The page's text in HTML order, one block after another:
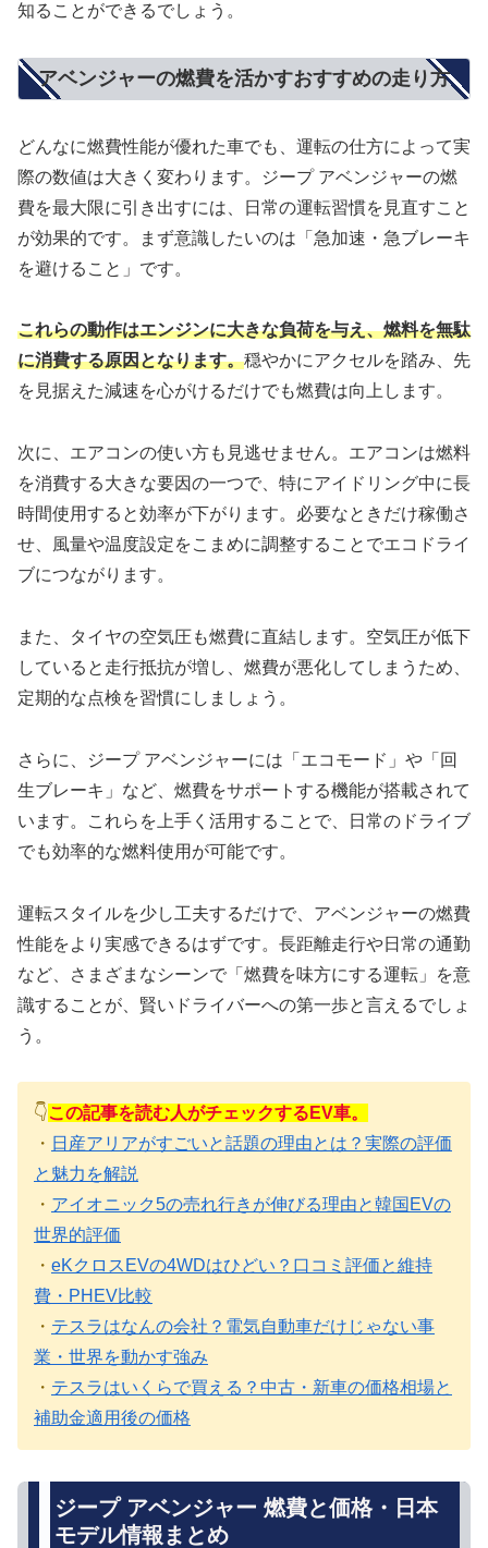
知ることができるでしょう。
アベンジャーの燃費を活かすおすすめの走り方
どんなに燃費性能が優れた車でも、運転の仕方によって実
際の数値は大きく変わります。ジープ アベンジャーの燃
費を最大限に引き出すには、日常の運転習慣を見直すこと
が効果的です。まず意識したいのは「急加速・急ブレーキ
を避けること」です。
これらの動作はエンジンに大きな負荷を与え、燃料を無駄
に消費する原因となります。穏やかにアクセルを踏み、先
を見据えた減速を心がけるだけでも燃費は向上します。
次に、エアコンの使い方も見逃せません。エアコンは燃料
を消費する大きな要因の一つで、特にアイドリング中に長
時間使用すると効率が下がります。必要なときだけ稼働さ
せ、風量や温度設定をこまめに調整することでエコドライ
ブにつながります。
また、タイヤの空気圧も燃費に直結します。空気圧が低下
していると走行抵抗が増し、燃費が悪化してしまうため、
定期的な点検を習慣にしましょう。
さらに、ジープ アベンジャーには「エコモード」や「回
生ブレーキ」など、燃費をサポートする機能が搭載されて
います。これらを上手く活用することで、日常のドライブ
でも効率的な燃料使用が可能です。
運転スタイルを少し工夫するだけで、アベンジャーの燃費
性能をより実感できるはずです。長距離走行や日常の通勤
など、さまざまなシーンで「燃費を味方にする運転」を意
識することが、賢いドライバーへの第一歩と言えるでしょ
う。
👇この記事を読む人がチェックするEV車。
・ 日産アリアがすごいと話題の理由とは？実際の評価
と魅力を解説
・ アイオニック5の売れ行きが伸びる理由と韓国EVの
世界的評価
・ eKクロスEVの4WDはひどい？口コミ評価と維持
費・PHEV比較
・ テスラはなんの会社？電気自動車だけじゃない事
業・世界を動かす強み
・ テスラはいくらで買える？中古・新車の価格相場と
補助金適用後の価格
ジープ アベンジャー 燃費と価格・日本
モデル情報まとめ